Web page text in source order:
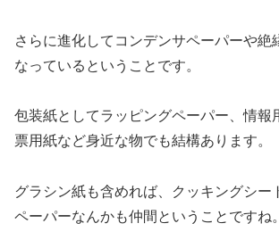
さらに進化してコンデンサペーパーや絶
なっているということです。
包装紙としてラッピングペーパー、情報
票用紙など身近な物でも結構あります。
グラシン紙も含めれば、クッキングシー
ペーパーなんかも仲間ということですね。